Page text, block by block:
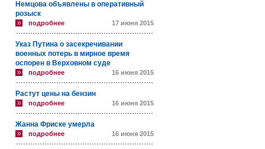
Немцова объявлены в оперативный
розыск
подробнее 17 июня 2015
Указ Путина о засекречивании
военных потерь в мирное время
оспорен в Верховном суде
подробнее 16 июня 2015
Растут цены на бензин
подробнее 16 июня 2015
Жанна Фриске умерла
подробнее 16 июня 2015